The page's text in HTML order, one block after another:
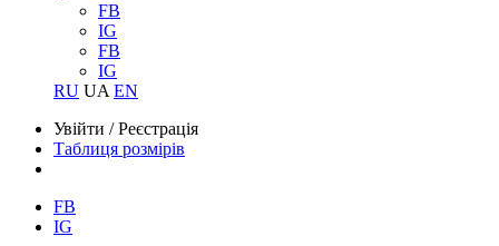
FB
IG
FB
IG
RU UA EN
Увійти /Реєстрація
Таблиця розмірів
FB
IG